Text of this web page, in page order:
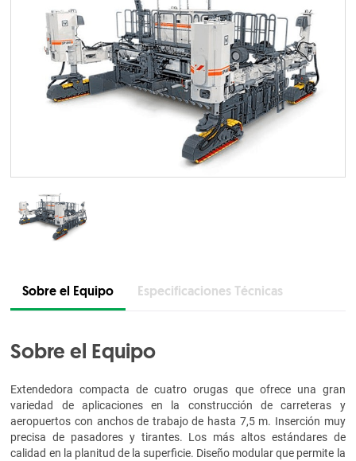
Sobre el Equipo Especificaciones Técnicas
Sobre el Equipo
Extendedora compacta de cuatro orugas que ofrece una gran
variedad de aplicaciones en la construcción de carreteras y
aeropuertos con anchos de trabajo de hasta 7,5 m. Inserción muy
precisa de pasadores y tirantes. Los más altos estándares de
calidad en la planitud de la superficie. Diseño modular que permite la